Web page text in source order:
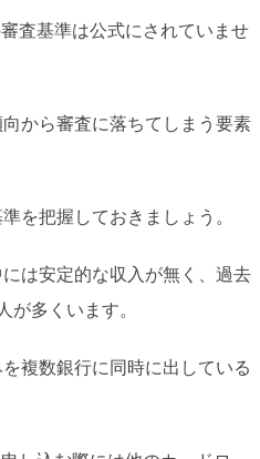
査基準は公式にされていませ
から審査に落ちてしまう要素
を把握しておきましょう。
は安定的な収入が無く、過去
が多くいます。
複数銀行に同時に出している